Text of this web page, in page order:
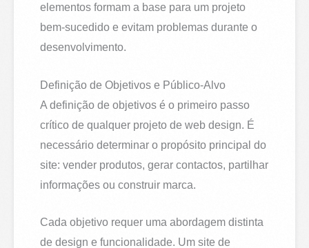
elementos formam a base para um projeto
bem-sucedido e evitam problemas durante o
desenvolvimento.
Definição de Objetivos e Público-Alvo
A definição de objetivos é o primeiro passo
crítico de qualquer projeto de web design. É
necessário determinar o propósito principal do
site: vender produtos, gerar contactos, partilhar
informações ou construir marca.
Cada objetivo requer uma abordagem distinta
de design e funcionalidade. Um site de